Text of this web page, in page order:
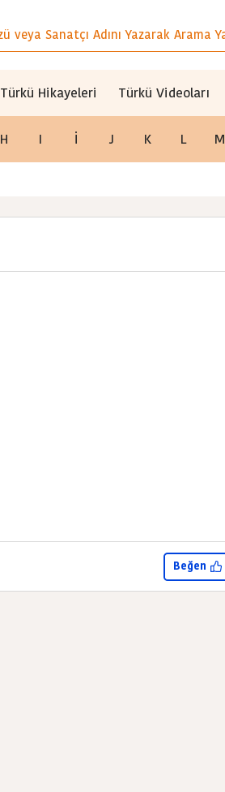
Türkü Hikayeleri Türkü Videoları
H I İ J K L M
Beğen